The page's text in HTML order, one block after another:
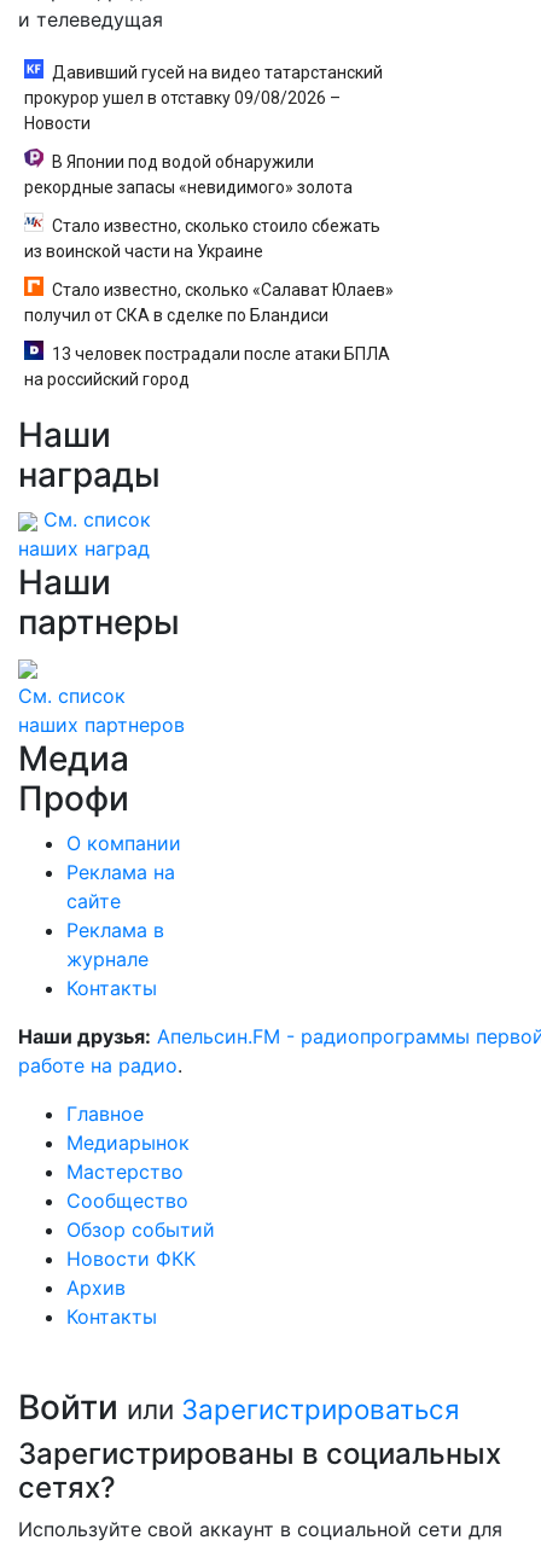
и телеведущая
Давивший гусей на видео татарстанский
прокурор ушел в отставку 09/08/2026 –
Новости
В Японии под водой обнаружили
рекордные запасы «невидимого» золота
Стало известно, сколько стоило сбежать
из воинской части на Украине
Стало известно, сколько «Салават Юлаев»
получил от СКА в сделке по Бландиси
13 человек пострадали после атаки БПЛА
на российский город
Наши
награды
См. список
наших наград
Наши
партнеры
См. список
наших партнеров
Медиа
Профи
О компании
Реклама на
сайте
Реклама в
журнале
Контакты
Наши друзья: Апельсин.FM - радиопрограммы
работе на радио.
Главное
Медиарынок
Мастерство
Сообщество
Обзор событий
Новости ФКК
Архив
Контакты
Войти или Зарегистрироваться
Зарегистрированы в социальных
сетях?
Используйте свой аккаунт в социальной сети для